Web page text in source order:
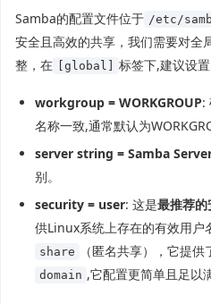
Samba的配置文件位于 /etc/
安全且高效的共享，我们需要对全
整，在
[global] 标签下,建议设
workgroup = WORKGROUP:
名称一致,通常默认为
server string = Samba
别。
security = user: 这是最推荐
供Linux系统上存在的有效用户
share （匿名共享），它提
domain ,它配置更简单且足以